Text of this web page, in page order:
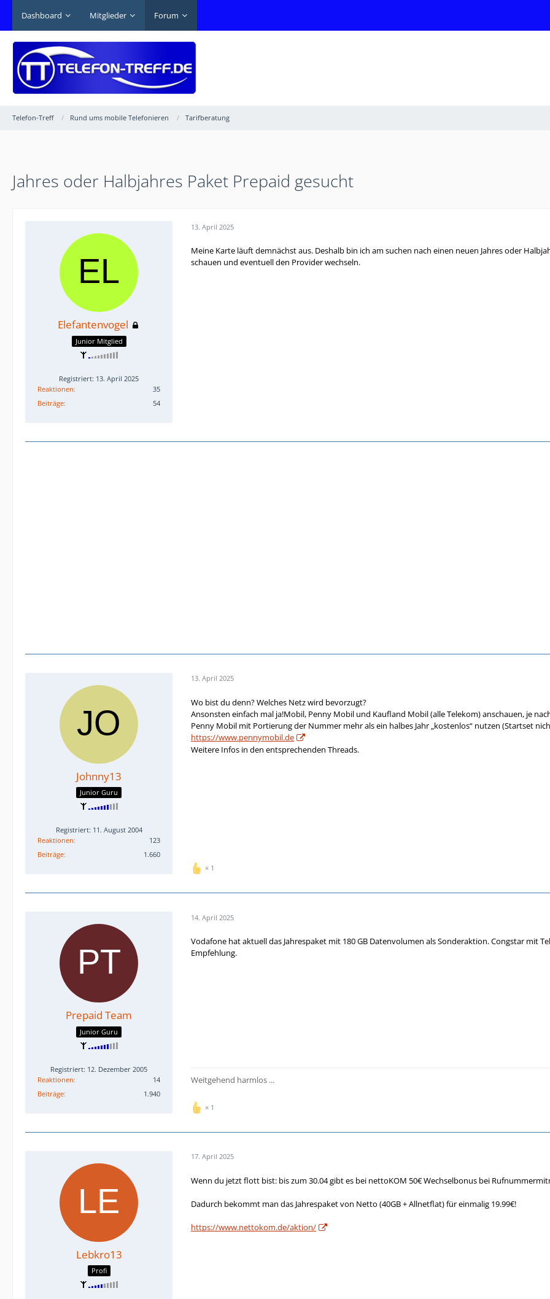
Dashboard Mitglieder Forum
Telefon-Treff Rund ums mobile Telefonieren Tarifberatung
Jahres oder Halbjahres Paket Prepaid gesucht
Elefantenvogel
Junior Mitglied
Registriert: 13. April 2025
Reaktionen
35
Beiträge
54
13. April 2025
Meine Karte läuft demnächst aus. Deshalb bin ich am suchen nach einen neuen Jahres oder
schauen und eventuell den Provider wechseln.
Johnny13
Junior Guru
Registriert: 11. August 2004
Reaktionen
123
Beiträge
1.660
13. April 2025
Wo bist du denn? Welches Netz wird bevorzugt?
Ansonsten einfach mal ja!Mobil, Penny Mobil und Kaufland Mobil (alle Telekom) anschauen, je
Penny Mobil mit Portierung der Nummer mehr als ein halbes Jahr „kostenlos“ nutzen (Startset
https://www.pennymobil.de
Weitere Infos in den entsprechenden Threads.
1
Prepaid Team
Junior Guru
Registriert: 12. Dezember 2005
Reaktionen
14
Beiträge
1.940
14. April 2025
Vodafone hat aktuell das Jahrespaket mit 180 GB Datenvolumen als Sonderaktion. Congstar mit
Empfehlung.
Weitgehend harmlos ...
1
Lebkro13
Profi
17. April 2025
Wenn du jetzt flott bist: bis zum 30.04 gibt es bei nettoKOM 50€ Wechselbonus bei
Dadurch bekommt man das Jahrespaket von Netto (40GB + Allnetflat) für einmalig 19.99€!
https://www.nettokom.de/aktion/